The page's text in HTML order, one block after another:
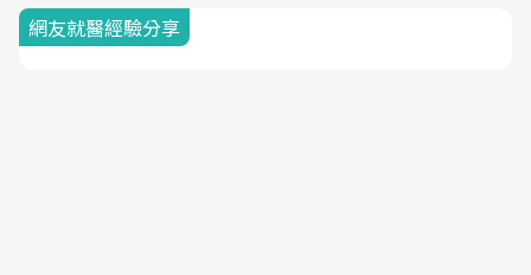
網友就醫經驗分享